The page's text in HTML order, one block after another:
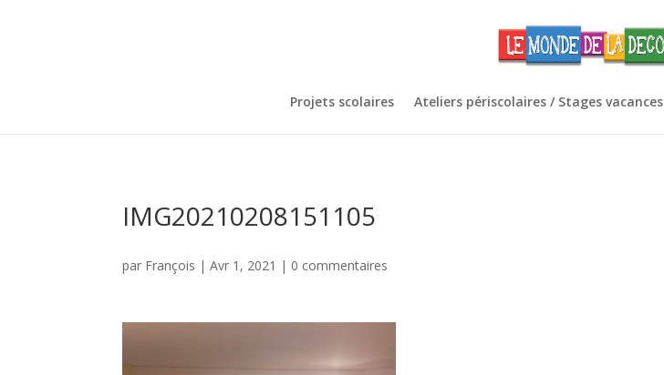
Projets scolaires Ateliers périscolaires / Stages vacances
IMG20210208151105
par François |Avr 1, 2021 | 0 commentaires